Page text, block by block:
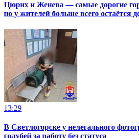
Цюрих и Женева — самые дорогие
но у жителей больше всего остаётся
13:29
В Светлогорске у нелегального
голубей за работу без статуса